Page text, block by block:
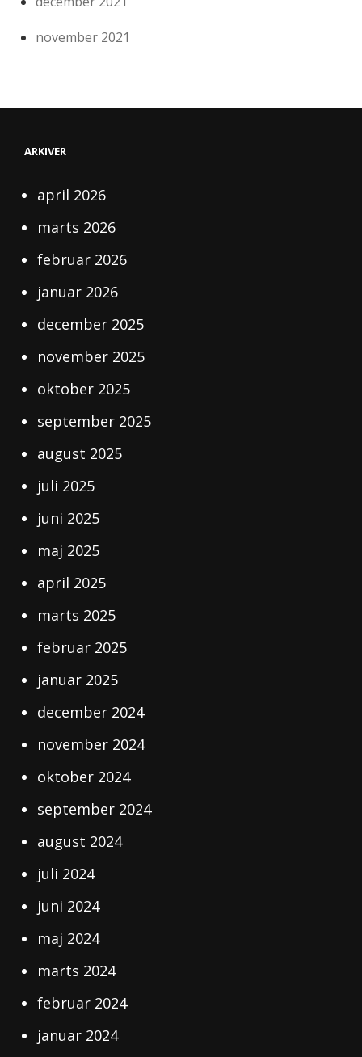
november 2021
ARKIVER
april 2026
marts 2026
februar 2026
januar 2026
december 2025
november 2025
oktober 2025
september 2025
august 2025
juli 2025
juni 2025
maj 2025
april 2025
marts 2025
februar 2025
januar 2025
december 2024
november 2024
oktober 2024
september 2024
august 2024
juli 2024
juni 2024
maj 2024
marts 2024
februar 2024
januar 2024